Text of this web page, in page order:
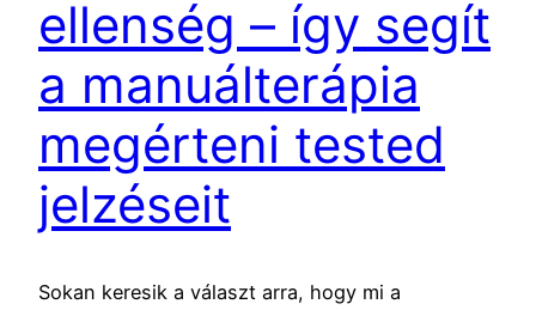
ellenség – így segít
a manuálterápia
megérteni tested
jelzéseit
Sokan keresik a választ arra, hogy mi a